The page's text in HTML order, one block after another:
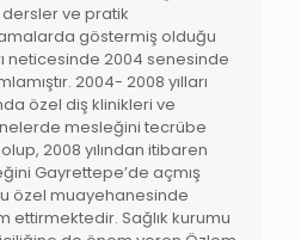
ve pratik
göstermiş olduğu
neticesinde 2004 senesinde
2004- 2008 yılları
özel diş klinikleri ve
mesleğini tecrübe
2008 yılından itibaren
Gayrettepe’de açmış
özel muayehanesinde
ettirmektedir. Sağlık kurumu